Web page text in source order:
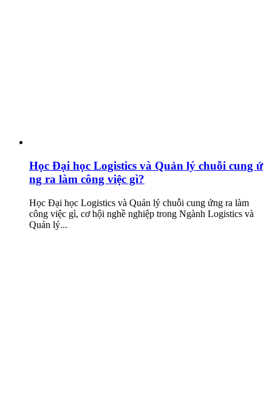
Học Đại học Logistics và Quản lý chuỗi cung ứ
ng ra làm công việc gì?
Học Đại học Logistics và Quản lý chuỗi cung ứng ra làm
công việc gì, cơ hội nghề nghiệp trong Ngành Logistics và
Quản lý...